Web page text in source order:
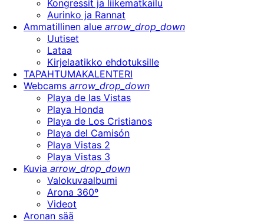
Kongressit ja liikematkailu
Aurinko ja Rannat
Ammatillinen alue arrow_drop_down
Uutiset
Lataa
Kirjelaatikko ehdotuksille
TAPAHTUMAKALENTERI
Webcams arrow_drop_down
Playa de las Vistas
Playa Honda
Playa de Los Cristianos
Playa del Camisón
Playa Vistas 2
Playa Vistas 3
Kuvia arrow_drop_down
Valokuvaalbumi
Arona 360º
Videot
Aronan sää